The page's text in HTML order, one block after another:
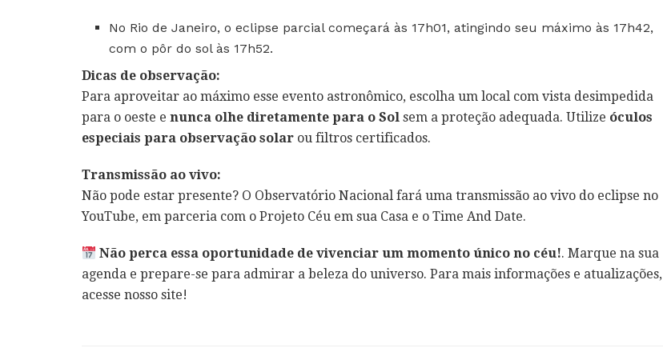
No Rio de Janeiro, o eclipse parcial começará às 17h01, atingindo seu máximo às 17h42,
com o pôr do sol às 17h52.
Dicas de observação:
Para aproveitar ao máximo esse evento astronômico, escolha um local com vista desimpedida
para o oeste e nunca olhe diretamente para o Sol sem a proteção adequada. Utilize óculos
especiais para observação solar ou filtros certificados.
Transmissão ao vivo:
Não pode estar presente? O Observatório Nacional fará uma transmissão ao vivo do eclipse no
YouTube, em parceria com o Projeto Céu em sua Casa e o Time And Date.
Não perca essa oportunidade de vivenciar um momento único no céu!. Marque na sua
agenda e prepare-se para admirar a beleza do universo. Para mais informações e atualizações,
acesse nosso site!